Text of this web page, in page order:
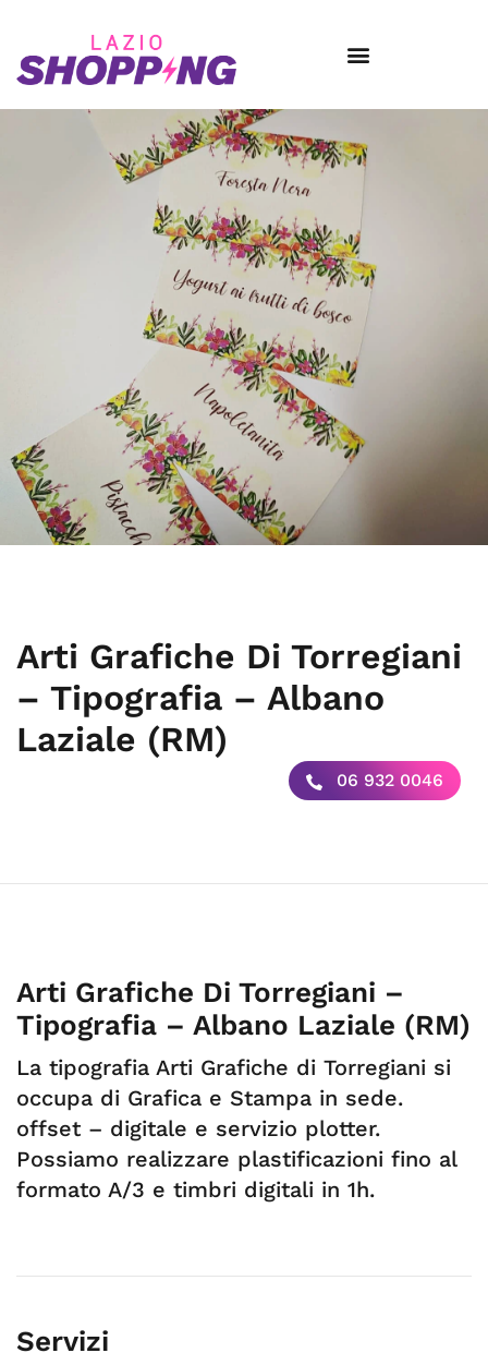
Arti Grafiche Di Torregiani
– Tipografia – Albano
Laziale (RM)
06 932 0046
Arti Grafiche Di Torregiani –
Tipografia – Albano Laziale (RM)
La tipografia Arti Grafiche di Torregiani si
occupa di Grafica e Stampa in sede.
offset – digitale e servizio plotter.
Possiamo realizzare plastificazioni fino al
formato A/3 e timbri digitali in 1h.
Servizi